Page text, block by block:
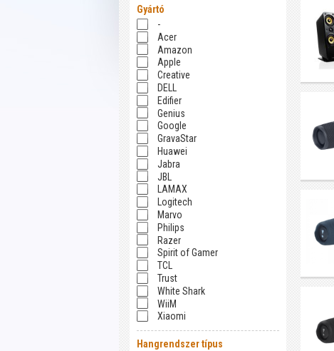
Gyártó
-
Acer
Amazon
Apple
Creative
DELL
Edifier
Genius
Google
GravaStar
Huawei
Jabra
JBL
LAMAX
Logitech
Marvo
Philips
Razer
Spirit of Gamer
TCL
Trust
White Shark
WiiM
Xiaomi
Hangrendszer típus